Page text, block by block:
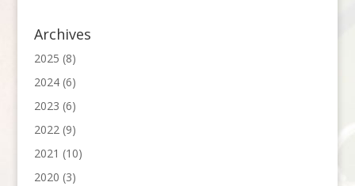
Archives
2025 (8)
2024(6)
2023 (6)
2022(9)
2021 (10)
2020 (3)